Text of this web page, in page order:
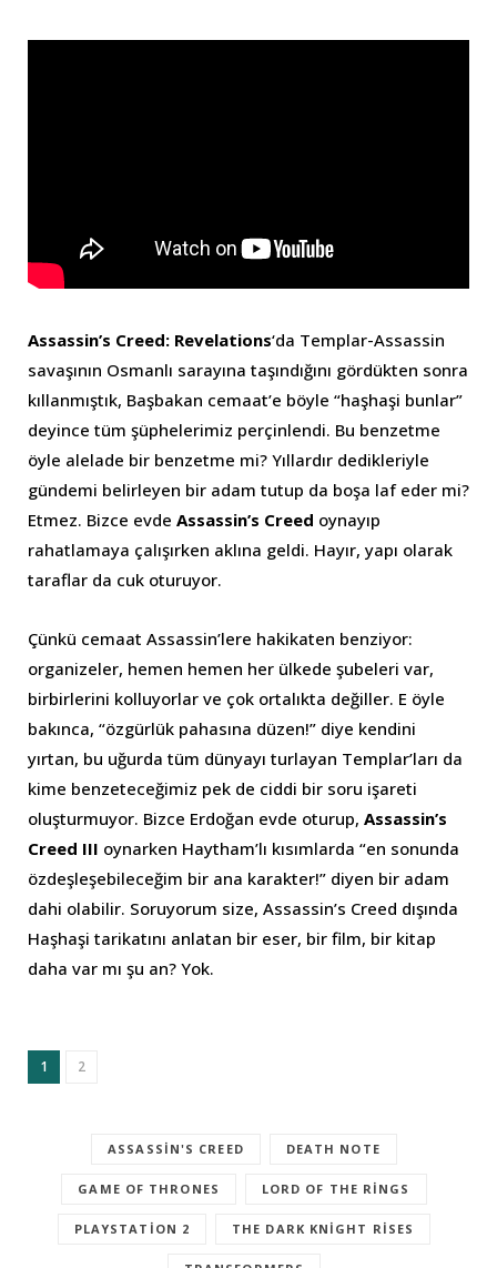
Assassin’s Creed: Revelations‘da Templar-Assassin
savaşının Osmanlı sarayına taşındığını gördükten sonra
kıllanmıştık, Başbakan cemaat’e böyle “haşhaşi bunlar”
deyince tüm şüphelerimiz perçinlendi. Bu benzetme
öyle alelade bir benzetme mi? Yıllardır dedikleriyle
gündemi belirleyen bir adam tutup da boşa laf eder mi?
Etmez. Bizce evde Assassin’s Creed oynayıp
rahatlamaya çalışırken aklına geldi. Hayır, yapı olarak
taraflar da cuk oturuyor.
Çünkü cemaat Assassin’lere hakikaten benziyor:
organizeler, hemen hemen her ülkede şubeleri var,
birbirlerini kolluyorlar ve çok ortalıkta değiller. E öyle
bakınca, “özgürlük pahasına düzen!” diye kendini
yırtan, bu uğurda tüm dünyayı turlayan Templar’ları da
kime benzeteceğimiz pek de ciddi bir soru işareti
oluşturmuyor. Bizce Erdoğan evde oturup, Assassin’s
Creed III oynarken Haytham’lı kısımlarda “en sonunda
özdeşleşebileceğim bir ana karakter!” diyen bir adam
dahi olabilir. Soruyorum size, Assassin’s Creed dışında
Haşhaşi tarikatını anlatan bir eser, bir film, bir kitap
daha var mı şu an? Yok.
1 2
ASSASSIN'S CREED DEATH NOTE
GAME OF THRONES LORD OF THE RINGS
PLAYSTATION 2 THE DARK KNIGHT RISES